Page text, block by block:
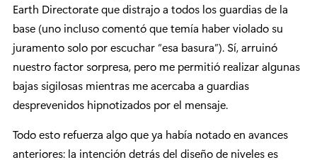
Earth Directorate que distrajo a todos los guardias de la
base (uno incluso comentó que temía haber violado su
juramento solo por escuchar “esa basura”). Sí, arruinó
nuestro factor sorpresa, pero me permitió realizar algunas
bajas sigilosas mientras me acercaba a guardias
desprevenidos hipnotizados por el mensaje.
Todo esto refuerza algo que ya había notado en avances
anteriores: la intención detrás del diseño de niveles es